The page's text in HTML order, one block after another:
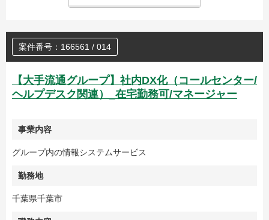
案件番号：166561 / 014
【大手流通グループ】社内DX化（コールセンター/
ヘルプデスク関連）_在宅勤務可/マネージャー
事業内容
グループ内の情報システムサービス
勤務地
千葉県千葉市